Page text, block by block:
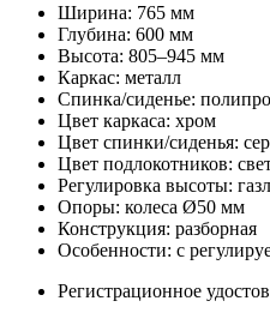
Ширина: 765 мм
Глубина: 600 мм
Высота: 805–945 мм
Каркас: металл
Спинка/сиденье:
Цвет каркаса: хром
Цвет спинки/сиденья:
Цвет подлокотников:
Регулировка высоты:
Опоры: колеса Ø50 мм
Конструкция: разборная
Особенности: с
Регистрационное